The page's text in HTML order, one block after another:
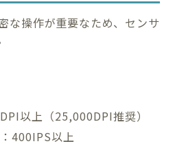
な操作が重要なため、センサ
以上（25,000DPI推奨）
400IPS以上